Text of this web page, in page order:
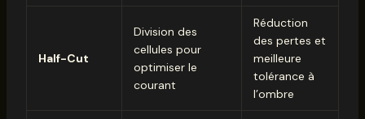
Half-Cut
Division des
cellules pour
optimiser le
courant
Réduction
des pertes et
meilleure
tolérance à
l’ombre